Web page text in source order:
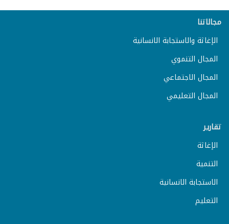
مجالاتنا
الإغاثة والاستجابة الانسانية
المجال التنموي
المجال الاجتماعي
المجال التعليمي
تقارير
الإغاثة
التنمية
الاستجابة الانسانية
التعليم